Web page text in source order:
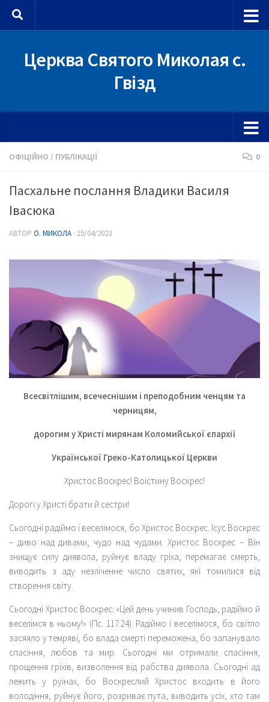
Skip to content
Церква Святого Миколая с.
Гвізд
ОФІЦІЙНО / ПУБЛІКАЦІЇ 0
Пасхальне послання Владики Василя
Івасюка
АВТОР О. МИКОЛА · 15/04/2023
Всесвітлішим, всечеснішим і преподобним ченцям та
черницям,
дорогим у Христі мирянам Коломийської єпархії
Української Греко-Католицької Церкви
Христос Воскрес! Воістину Воскрес!
Дорогі у Христі брати й сестри!
Сьогодні радіймо і веселімося, бо Христос Воскрес. Ісус Воскрес
– диво над дивами, чудо над чудами. Христос Воскрес – Він
знищує силу диявола, руйнує владу гріха, перемагає смерть,
виводить з аду незліченне число святих, які томилися від
створення світу.
Сьогодні Христос Воскрес: «Цей день учинив Господь, радіймо й
веселімся в ньому!» (Пс. 117:24). Радіймо і веселімося, бо світло
засяяло у темряві, бо влада смерті переможена, бо запанувало
спасіння, любов та мир. Сьогодні ми отримали спасіння,
прощення гріхів, визволення від рабства диявола. Сьогодні ад
лежить у руїнах, бо Воскреслий Христос входить в його
володіння, руйнує його, розриває пута, виводить усіх, хто там